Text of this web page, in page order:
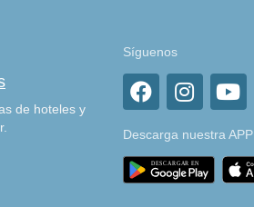
de hoteles y
Síguenos
Descarga nuestra APP